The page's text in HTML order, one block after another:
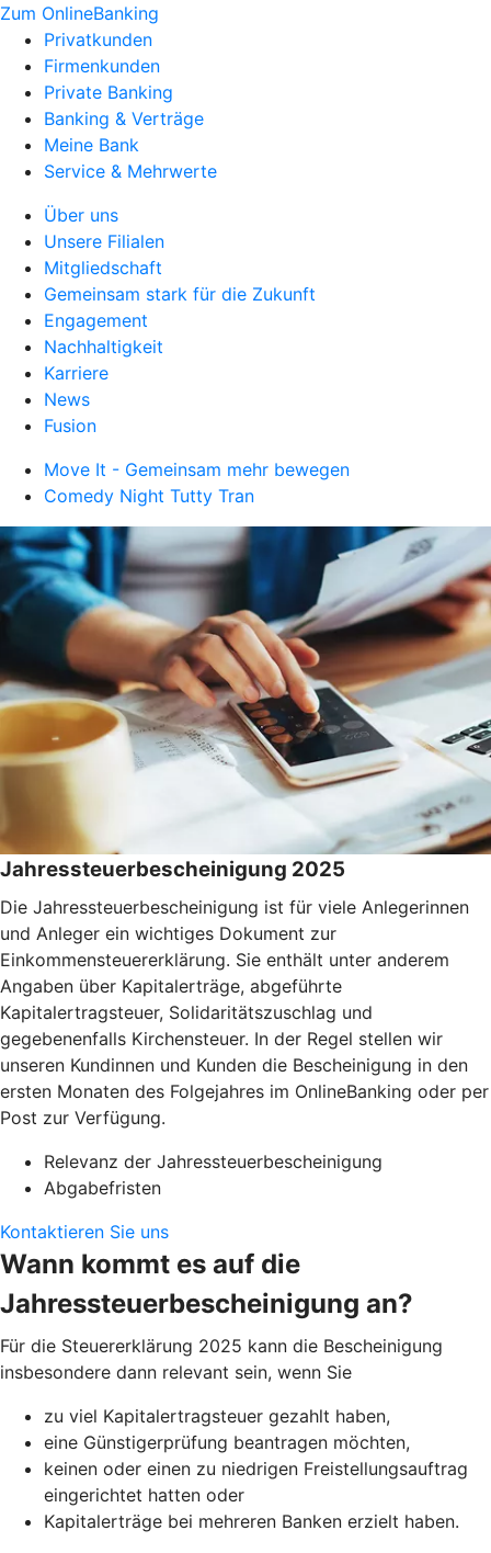
Zum OnlineBanking
Privatkunden
Firmenkunden
Private Banking
Banking & Verträge
Meine Bank
Service & Mehrwerte
Über uns
Unsere Filialen
Mitgliedschaft
Gemeinsam stark für die Zukunft
Engagement
Nachhaltigkeit
Karriere
News
Fusion
Move It - Gemeinsam mehr bewegen
Comedy Night Tutty Tran
Jahressteuerbescheinigung 2025
Die Jahressteuerbescheinigung ist für viele Anlegerinnen
und Anleger ein wichtiges Dokument zur
Einkommensteuererklärung. Sie enthält unter anderem
Angaben über Kapitalerträge, abgeführte
Kapitalertragsteuer, Solidaritätszuschlag und
gegebenenfalls Kirchensteuer. In der Regel stellen wir
unseren Kundinnen und Kunden die Bescheinigung in den
ersten Monaten des Folgejahres im OnlineBanking oder per
Post zur Verfügung.
Relevanz der Jahressteuerbescheinigung
Abgabefristen
Kontaktieren Sie uns
Wann kommt es auf die
Jahressteuerbescheinigung an?
Für die Steuererklärung 2025 kann die Bescheinigung
insbesondere dann relevant sein, wenn Sie
zu viel Kapitalertragsteuer gezahlt haben,
eine Günstigerprüfung beantragen möchten,
keinen oder einen zu niedrigen Freistellungsauftrag
eingerichtet hatten oder
Kapitalerträge bei mehreren Banken erzielt haben.